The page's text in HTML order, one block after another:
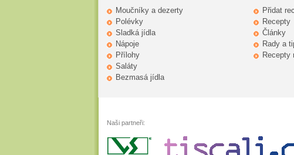
Moučníky a dezerty
Polévky
Sladká jídla
Nápoje
Přílohy
Saláty
Bezmasá jídla
Přidat
Recepty
Články
Rady a
Recepty
Naši partneři: